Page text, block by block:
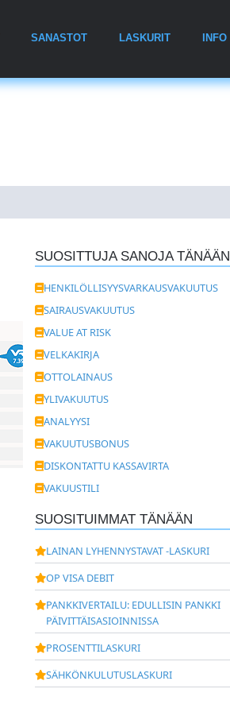
SANASTOT LASKURIT INFO
SUOSITTUJA SANOJA TÄNÄÄN
HENKILÖLLISYYSVARKAUSVAKUUTUS
SAIRAUSVAKUUTUS
VALUE AT RISK
VELKAKIRJA
OTTOLAINAUS
YLIVAKUUTUS
ANALYYSI
VAKUUTUSBONUS
DISKONTATTU KASSAVIRTA
VAKUUSTILI
SUOSITUIMMAT TÄNÄÄN
LAINAN LYHENNYSTAVAT -LASKURI
OP VISA DEBIT
PANKKIVERTAILU: EDULLISIN PANKKI
PÄIVITTÄISASIOINNISSA
PROSENTTILASKURI
SÄHKÖNKULUTUSLASKURI